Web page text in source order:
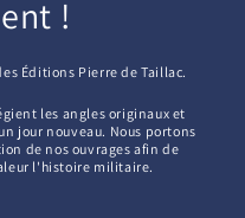
!
Éditions Pierre de Taillac.
les angles originaux et
jour nouveau. Nous portons
de nos ouvrages afin de
l'histoire militaire.